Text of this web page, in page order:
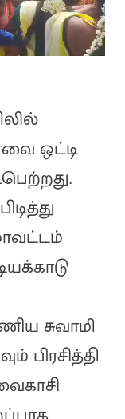
ஒட்டி
சுவாமி
பிரசித்தி